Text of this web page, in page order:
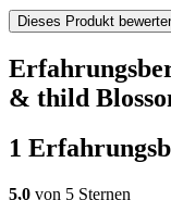
Dieses Produkt
& thild
1
5,0 von 5 Sternen